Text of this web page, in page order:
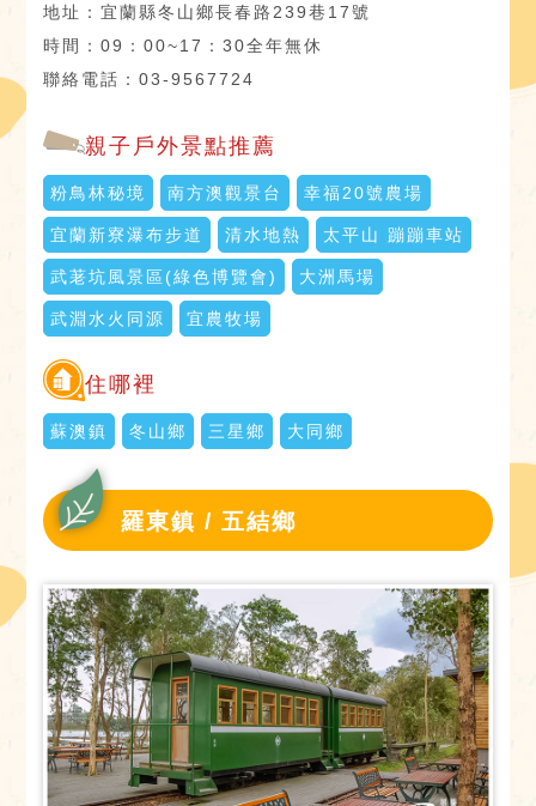
地址：宜蘭縣冬山鄉長春路239巷17號
時間：09：00~17：30全年無休
聯絡電話：03-9567724
親子戶外景點推薦
粉鳥林秘境 南方澳觀景台 幸福20號農場
宜蘭新寮瀑布步道 清水地熱 太平山 蹦蹦車站
武荖坑風景區(綠色博覽會) 大洲馬場
武淵水火同源 宜農牧場
住哪裡
蘇澳鎮 冬山鄉 三星鄉 大同鄉
羅東鎮 / 五結鄉